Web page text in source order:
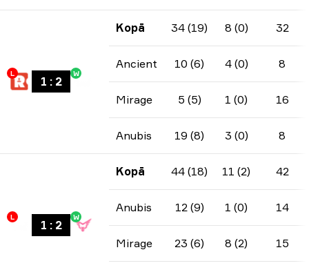
L
1 : 2
W
Kopā 34 (19) 8 (0) 32
Ancient 10 (6) 4 (0) 8
Mirage 5 (5) 1 (0) 16
Anubis 19 (8) 3 (0) 8
L
1 : 2
W
Kopā 44 (18) 11 (2) 42
Anubis 12 (9) 1 (0) 14
Mirage 23 (6) 8 (2) 15